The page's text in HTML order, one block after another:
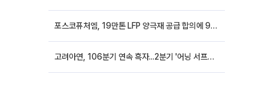
포스코퓨처엠, 19만톤 LFP 양극재 공급 합의에 9%대 강세
고려아연, 106분기 연속 흑자...2분기 '어닝 서프라이즈'에 장 초반 12%대 강세